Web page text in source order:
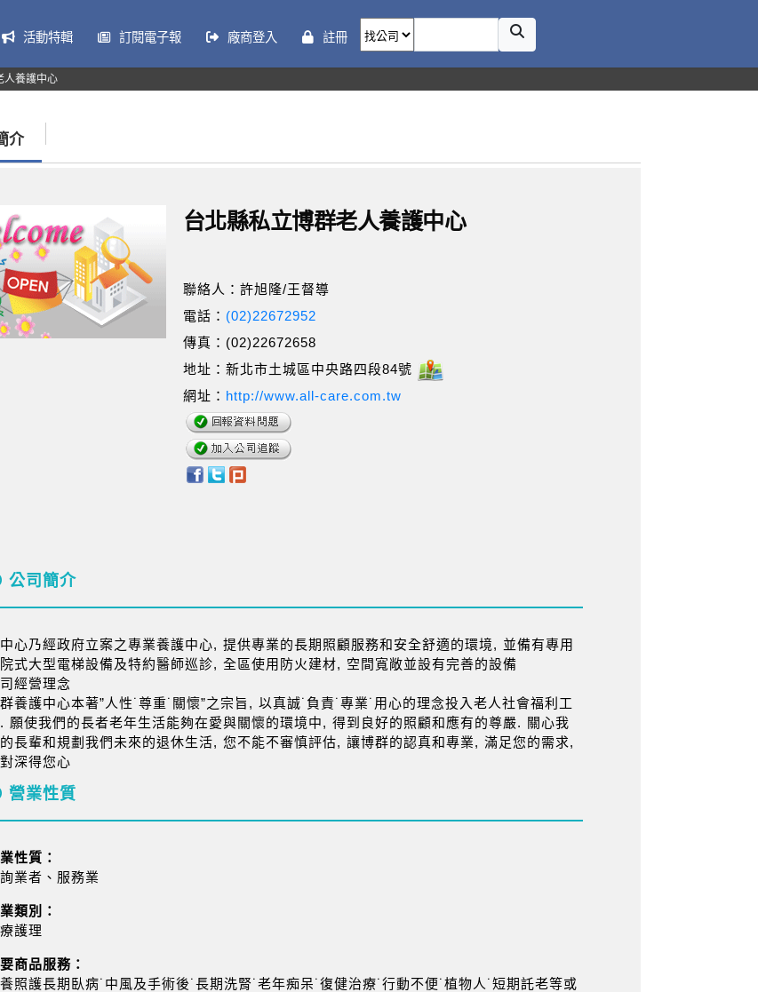
活動特輯 訂閱電子報 廠商登入 註冊
人養護中心
介
台北縣私立博群老人養護中心
聯絡人：許旭隆/王督導
電話： (02)22672952
傳真：(02)22672658
地址：新北市土城區中央路四段84號
網址： http://www.all-care.com.tw
公司簡介
心乃經政府立案之專業養護中心, 提供專業的長期照顧服務和安全舒適的環境, 並備有專用
式大型電梯設備及特約醫師巡診, 全區使用防火建材, 空間寬敞並設有完善的設備
經營理念
養護中心本著”人性˙尊重˙關懷”之宗旨, 以真誠˙負責˙專業˙用心的理念投入老人社會福利工
願使我們的長者老年生活能夠在愛與關懷的環境中, 得到良好的照顧和應有的尊嚴. 關心我
長輩和規劃我們未來的退休生活, 您不能不審慎評估, 讓博群的認真和專業, 滿足您的需求,
深得您心
營業性質
性質：
業者、服務業
類別：
護理
商品服務：
照護長期臥病˙中風及手術後˙長期洗腎˙老年痴呆˙復健治療˙行動不便˙植物人˙短期託老等或